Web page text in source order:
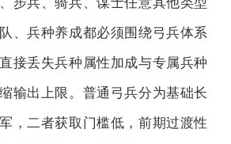
、兵种养成都必须围绕弓兵体系
接丢失兵种属性加成与专属兵种
输出上限。普通弓兵分为基础长
，二者获取门槛低，前期过渡性